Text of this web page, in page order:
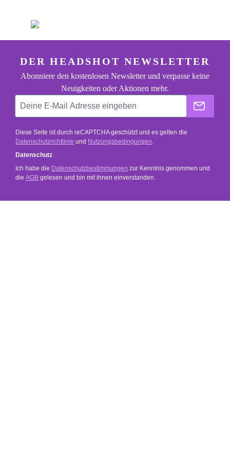
DER HEADSHOT NEWSLETTER
Abonniere den kostenlosen Newsletter und verpasse keine
Neuigkeiten oder Aktionen mehr.
Der
Deine E-Mail Adresse eingeben
Diese Seite ist durch reCAPTCHA geschützt und es gelten die
Datenschutzrichtlinie und Nutzungsbedingungen.
Datenschutz
Ich habe die Datenschutzbestimmungen zur Kenntnis genommen und
dieAGB gelesen und bin mit ihnen einverstanden.